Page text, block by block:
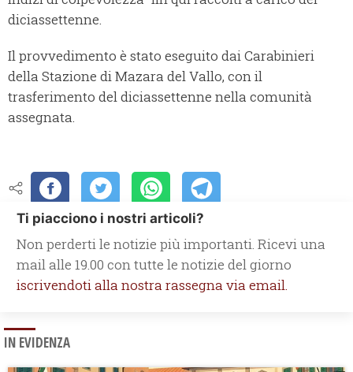
diciassettenne.
Il provvedimento è stato eseguito dai Carabinieri
della Stazione di Mazara del Vallo, con il
trasferimento del diciassettenne nella comunità
assegnata.
Ti piacciono i nostri articoli?
Non perderti le notizie più importanti. Ricevi una
mail alle 19.00 con tutte le notizie del giorno
iscrivendoti alla nostra rassegna via email.
IN EVIDENZA